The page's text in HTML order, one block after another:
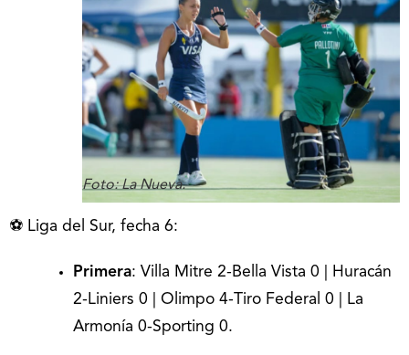
Foto: La Nueva.
⚽ Liga del Sur, fecha 6:
Primera: Villa Mitre 2-Bella Vista 0 | Huracán
2-Liniers 0 | Olimpo 4-Tiro Federal 0 | La
Armonía 0-Sporting 0.